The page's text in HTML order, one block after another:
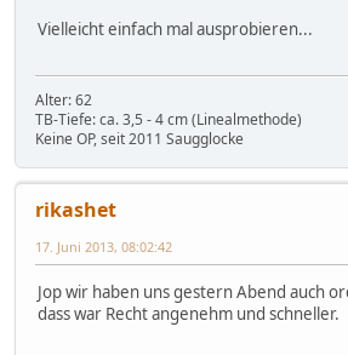
Vielleicht einfach mal ausprobieren...
Alter: 62
TB-Tiefe: ca. 3,5 - 4 cm (Linealmethode)
Keine OP, seit 2011 Saugglocke
rikashet
17. Juni 2013, 08:02:42
Jop wir haben uns gestern Abend auch
dass war Recht angenehm und schneller.